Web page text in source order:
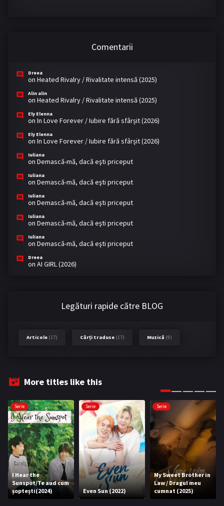
Comentarii
Dreea
on Heated Rivalry / Rivalitate intensă (2025)
Alin alin
on Heated Rivalry / Rivalitate intensă (2025)
Ely Elenna
on In Love Forever / Iubire fără sfârșit (2026)
Ely Elenna
on In Love Forever / Iubire fără sfârșit (2026)
Iuliana
on Demască-mă, dacă eşti priceput
Iuliana
on Demască-mă, dacă eşti priceput
Iuliana
on Demască-mă, dacă eşti priceput
Iuliana
on Demască-mă, dacă eşti priceput
Iuliana
on Demască-mă, dacă eşti priceput
Dreea
on AI GIRL (2026)
Legături rapide către BLOG
Articole (17) Cărți traduse (17) Muzică (9)
More titles like this
Serie
I Hear the
Sunspot/Te aud cum
șoptești(2024)
Serie
Even Sun (2022)
Serie
My Sweet Brother in
Law / Dragul meu
cumnat (2025)